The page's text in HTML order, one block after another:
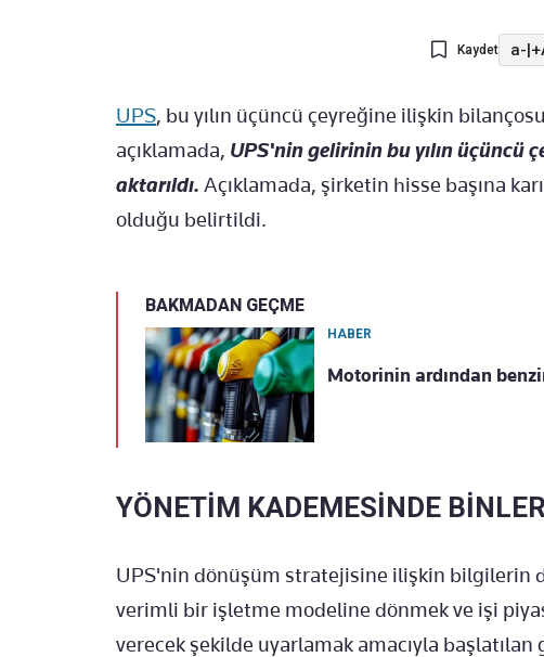
Kaydet a-|
UPS, bu yılın üçüncü çeyreğine ilişkin
açıklamada, UPS'nin gelirinin bu yılın üçüncü
aktarıldı. Açıklamada, şirketin hisse başına
olduğu belirtildi.
BAKMADAN GEÇME
HABER
Motorinin ardından
YÖNETİM KADEMESİNDE
UPS'nin dönüşüm stratejisine ilişkin bilgilerin
verimli bir işletme modeline dönmek ve işi
verecek şekilde uyarlamak amacıyla başlatılan